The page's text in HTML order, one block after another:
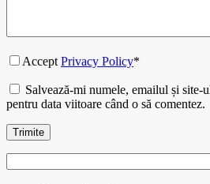
Accept Privacy Policy*
Salvează-mi numele, emailul și site-
pentru data viitoare când o să comentez.
Trimite